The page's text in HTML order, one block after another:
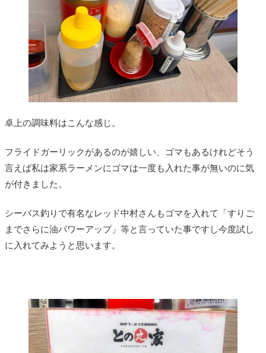
卓上の調味料はこんな感じ。
フライドガーリックがあるのが嬉しい、ゴマもあるけれどそう
言えば私は家系ラーメンにゴマは一度も入れた事が無いのに気
が付きました。
シーバス釣りで有名なレッド中村さんもゴマを入れて「すりご
までさらに油パワーアップ」等と言っていた事ですし今度試し
に入れてみようと思います。